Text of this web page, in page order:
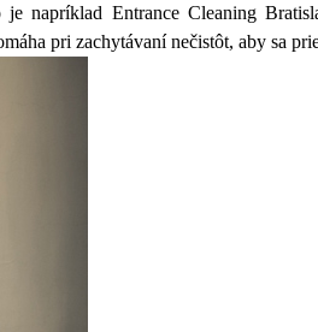
napríklad Entrance Cleaning
pri zachytávaní nečistôt, aby sa